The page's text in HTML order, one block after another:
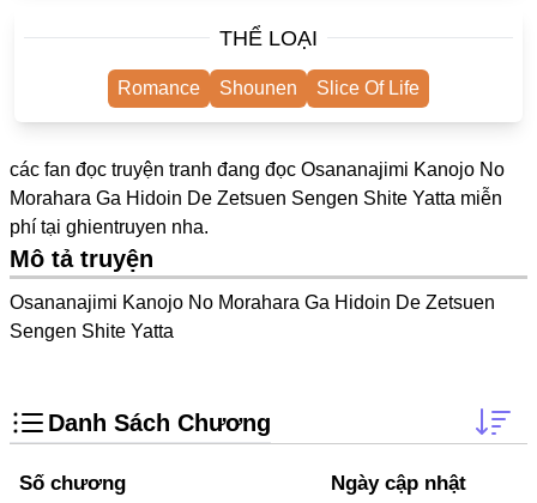
Truyện Scan
Yaoi
#Trùng Sinh
Cưới Trước Yêu Sau
#Cục Cưng
#Âu Cổ
Showbiz
Mature
THỂ LOẠI
Romance Shounen Slice Of Life
các fan đọc truyện tranh đang đọc Osananajimi Kanojo No
Morahara Ga Hidoin De Zetsuen Sengen Shite Yatta miễn
phí tại ghientruyen nha.
Mô tả truyện
Osananajimi Kanojo No Morahara Ga Hidoin De Zetsuen
Sengen Shite Yatta
Danh Sách Chương
Số chương Ngày cập nhật